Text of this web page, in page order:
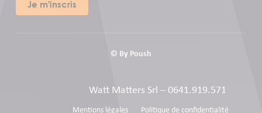
© By Poush
Watt Matters Srl –0641.919.571
Mentions légales Politique de confidentialité